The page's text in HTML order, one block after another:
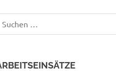
nach: